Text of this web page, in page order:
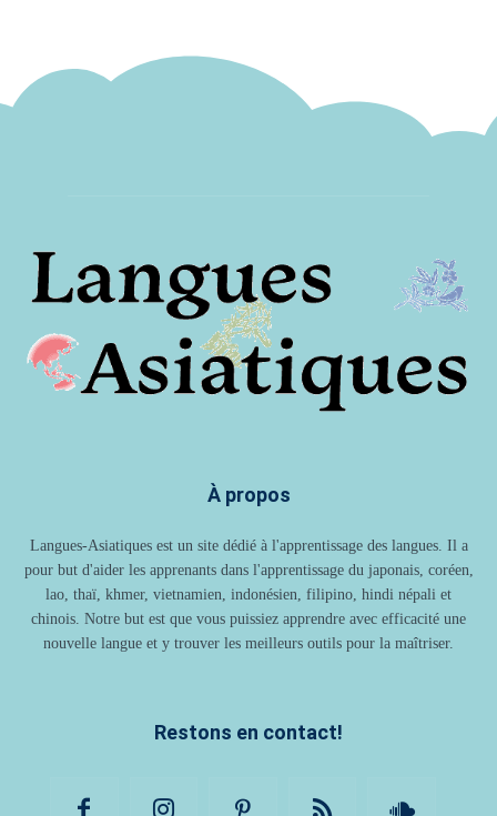
À propos
Langues-Asiatiques est un site dédié à l'apprentissage des langues. Il a
pour but d'aider les apprenants dans l'apprentissage du japonais, coréen,
lao, thaï, khmer, vietnamien, indonésien, filipino, hindi népali et
chinois. Notre but est que vous puissiez apprendre avec efficacité une
nouvelle langue et y trouver les meilleurs outils pour la maîtriser.
Restons en contact!